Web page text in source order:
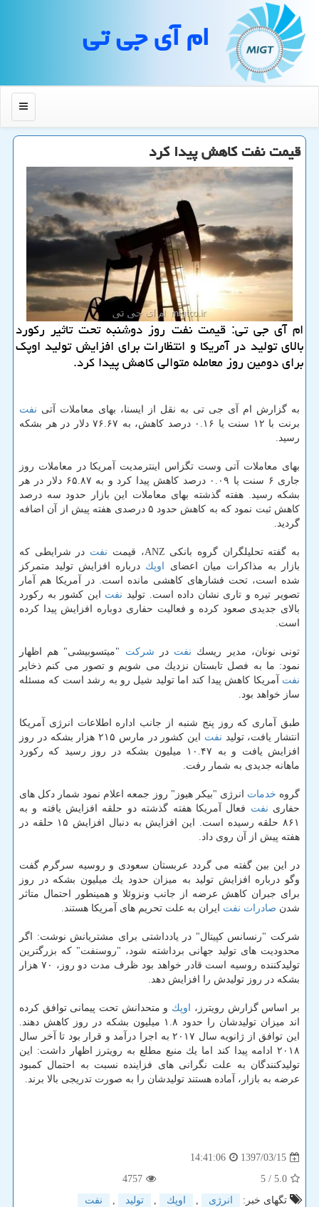
ام آی جی تی
منو
قیمت نفت كاهش پیدا كرد
ام آی جی تی: قیمت نفت روز دوشنبه تحت تاثیر ركورد
بالای تولید در آمریكا و انتظارات برای افزایش تولید اوپك
برای دومین روز معامله متوالی كاهش پیدا كرد.
به گزارش ام آی جی تی به نقل از ایسنا، بهای معاملات آتی نفت
برنت با ۱۲ سنت یا ۰.۱۶ درصد كاهش، به ۷۶.۶۷ دلار در هر بشكه
رسید.
بهای معاملات آتی وست تگزاس اینترمدیت آمریكا در معاملات روز
جاری ۶ سنت یا ۰.۰۹ درصد كاهش پیدا كرد و به ۶۵.۸۷ دلار در هر
بشكه رسید. هفته گذشته بهای معاملات این بازار حدود سه درصد
كاهش ثبت نمود كه به كاهش حدود ۵ درصدی هفته پیش از آن اضافه
گردید.
به گفته تحلیلگران گروه بانكی ANZ، قیمت نفت در شرایطی كه
بازار به مذاكرات میان اعضای اوپك درباره افزایش تولید متمركز
شده است، تحت فشارهای كاهشی مانده است. در آمریكا هم آمار
تصویر تیره و تاری نشان داده است. تولید نفت این كشور به ركورد
بالای جدیدی صعود كرده و فعالیت حفاری دوباره افزایش پیدا كرده
است.
تونی نونان، مدیر ریسك نفت در شركت "میتسوبیشی" هم اظهار
نمود: ما به فصل تابستان نزدیك می شویم و تصور می كنم ذخایر
نفت آمریكا كاهش پیدا كند اما تولید شیل رو به رشد است كه مسئله
ساز خواهد بود.
طبق آماری كه روز پنج شنبه از جانب اداره اطلاعات انرژی آمریكا
انتشار یافت، تولید نفت
این كشور در مارس ۲۱۵ هزار بشكه در روز
افزایش یافت و به ۱۰.۴۷ میلیون بشكه در روز رسید كه ركورد
ماهانه جدیدی به شمار رفت.
گروه خدمات انرژی "بیكر هیوز" روز جمعه اعلام نمود شمار دكل های
حفاری نفت فعال آمریكا هفته گذشته دو حلقه افزایش یافته و به
۸۶۱ حلقه رسیده است. این افزایش به دنبال افزایش ۱۵ حلقه در
هفته پیش از آن روی داد.
در این بین گفته می گردد عربستان سعودی و روسیه سرگرم گفت
وگو درباره افزایش تولید به میزان حدود یك میلیون بشكه در روز
برای جبران كاهش عرضه از جانب ونزوئلا و همینطور احتمال متاثر
شدن صادرات نفت ایران به علت تحریم های آمریكا هستند.
شركت "رنسانس كپیتال" در یادداشتی برای مشتریانش نوشت: اگر
محدودیت های تولید جهانی برداشته شود، "روسنفت" كه بزرگترین
تولیدكننده روسیه است قادر خواهد بود ظرف مدت دو روز، ۷۰ هزار
بشكه در روز تولیدش را افزایش دهد.
بر اساس گزارش رویترز، اوپك و متحدانش تحت پیمانی توافق كرده
اند میزان تولیدشان را حدود ۱.۸ میلیون بشكه در روز كاهش دهند.
این توافق از ژانویه سال ۲۰۱۷ به اجرا درآمد و قرار بود تا آخر سال
۲۰۱۸ ادامه پیدا كند اما یك منبع مطلع به رویترز اظهار داشت: این
تولیدكنندگان به علت نگرانی های فزاینده نسبت به احتمال كمبود
عرضه به بازار، آماده هستند تولیدشان را به صورت تدریجی بالا برند.
1397/03/15
14:41:06
5.0
/ 5
4757
تگهای خبر:
انرژی , اوپك , تولید , نفت